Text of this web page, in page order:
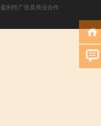
利性广告及商业合作